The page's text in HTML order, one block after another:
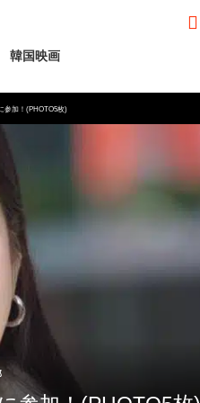
韓国映画
参加！(PHOTO5枚)